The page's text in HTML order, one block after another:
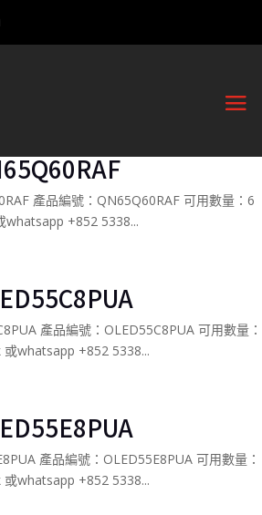
產品編號：QN65Q60RAF 可用數量：6
whatsapp +852 5338...
產品編號：OLED55C8PUA 可用數量：
whatsapp +852 5338...
產品編號：OLED55E8PUA 可用數量：
whatsapp +852 5338...